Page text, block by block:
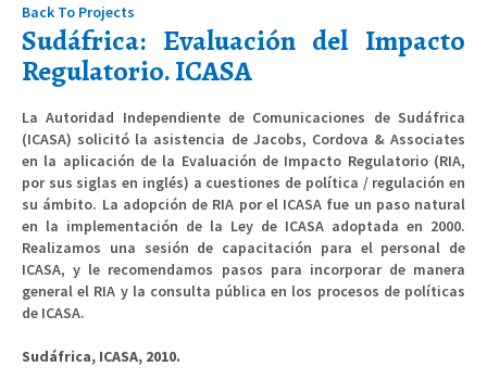
Back To Projects
Sudáfrica: Evaluación del Impacto
Regulatorio. ICASA
La Autoridad Independiente de Comunicaciones de Sudáfrica
(ICASA) solicitó la asistencia de Jacobs, Cordova & Associates
en la aplicación de la Evaluación de Impacto Regulatorio (RIA,
por sus siglas en inglés) a cuestiones de política / regulación en
su ámbito. La adopción de RIA por el ICASA fue un paso natural
en la implementación de la Ley de ICASA adoptada en 2000.
Realizamos una sesión de capacitación para el personal de
ICASA, y le recomendamos pasos para incorporar de manera
general el RIA y la consulta pública en los procesos de políticas
de ICASA.
Sudáfrica, ICASA, 2010.